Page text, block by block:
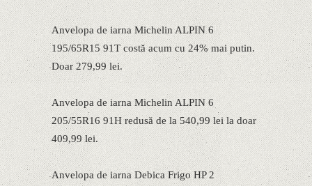
Anvelopa de iarna Michelin ALPIN 6
195/65R15 91T costă acum cu 24% mai putin.
Doar 279,99 lei.
Anvelopa de iarna Michelin ALPIN 6
205/55R16 91H redusă de la 540,99 lei la doar
409,99 lei.
Anvelopa de iarna Debica Frigo HP 2